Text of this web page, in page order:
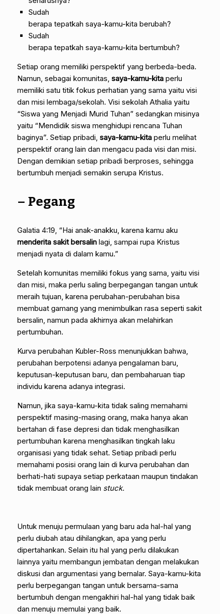
Sudah
berapa tepatkah saya-kamu-kita berubah?
Sudah
berapa tepatkah saya-kamu-kita bertumbuh?
Setiap orang memiliki perspektif yang berbeda-beda.
Namun, sebagai komunitas, saya-kamu-kita perlu
memiliki satu titik fokus perhatian yang sama yaitu visi
dan misi lembaga/sekolah. Visi sekolah Athalia yaitu
“Siswa yang Menjadi Murid Tuhan” sedangkan misinya
yaitu “Mendidik siswa menghidupi rencana Tuhan
baginya”. Setiap pribadi, saya-kamu-kita perlu melihat
perspektif orang lain dan mengacu pada visi dan misi.
Dengan demikian setiap pribadi berproses, sehingga
bertumbuh menjadi semakin serupa Kristus.
– Pegang
Galatia 4:19, “Hai anak-anakku, karena kamu aku
menderita sakit bersalin lagi, sampai rupa Kristus
menjadi nyata di dalam kamu.”
Setelah komunitas memiliki fokus yang sama, yaitu visi
dan misi, maka perlu saling berpegangan tangan untuk
meraih tujuan, karena perubahan-perubahan bisa
membuat gamang yang menimbulkan rasa seperti sakit
bersalin, namun pada akhirnya akan melahirkan
pertumbuhan.
Kurva perubahan Kubler-Ross menunjukkan bahwa,
perubahan berpotensi adanya pengalaman baru,
keputusan-keputusan baru, dan pembaharuan tiap
individu karena adanya integrasi.
Namun, jika saya-kamu-kita tidak saling memahami
perspektif masing-masing orang, maka hanya akan
bertahan di fase depresi dan tidak menghasilkan
pertumbuhan karena menghasilkan tingkah laku
organisasi yang tidak sehat. Setiap pribadi perlu
memahami posisi orang lain di kurva perubahan dan
berhati-hati supaya setiap perkataan maupun tindakan
tidak membuat orang lain stuck.
Untuk menuju permulaan yang baru ada hal-hal yang
perlu diubah atau dihilangkan, apa yang perlu
dipertahankan. Selain itu hal yang perlu dilakukan
lainnya yaitu membangun jembatan dengan melakukan
diskusi dan argumentasi yang bernalar. Saya-kamu-kita
perlu berpegangan tangan untuk bersama-sama
bertumbuh dengan mengakhiri hal-hal yang tidak baik
dan menuju memulai yang baik.